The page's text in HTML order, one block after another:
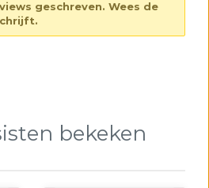
geschreven. Wees de
bekeken